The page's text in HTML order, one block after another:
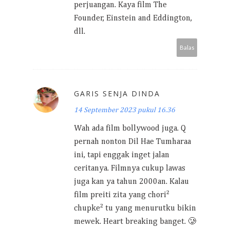
perjuangan. Kaya film The
Founder, Einstein and Eddington,
dll.
Balas
GARIS SENJA DINDA
14 September 2023 pukul 16.36
Wah ada film bollywood juga. Q
pernah nonton Dil Hae Tumharaa
ini, tapi enggak inget jalan
ceritanya. Filmnya cukup lawas
juga kan ya tahun 2000an. Kalau
film preiti zita yang chori²
chupke² tu yang menurutku bikin
mewek. Heart breaking banget. 🥲